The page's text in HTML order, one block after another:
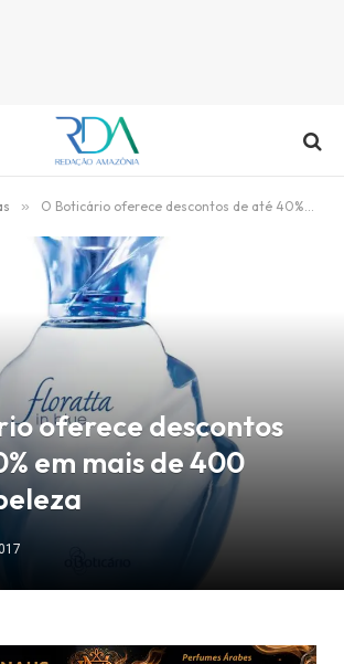
» O Boticário oferece descontos de até 40% em mais de 400 itens de beleza
oferece descontos
em mais de 400